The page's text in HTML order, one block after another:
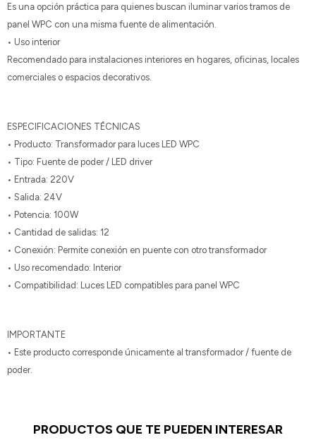
Es una opción práctica para quienes buscan iluminar varios tramos de
panel WPC con una misma fuente de alimentación.
• Uso interior
Recomendado para instalaciones interiores en hogares, oficinas, locales
comerciales o espacios decorativos.
ESPECIFICACIONES TÉCNICAS
• Producto: Transformador para luces LED WPC
• Tipo: Fuente de poder / LED driver
• Entrada: 220V
• Salida: 24V
• Potencia: 100W
• Cantidad de salidas: 12
• Conexión: Permite conexión en puente con otro transformador
• Uso recomendado: Interior
• Compatibilidad: Luces LED compatibles para panel WPC
IMPORTANTE
• Este producto corresponde únicamente al transformador / fuente de
poder.
PRODUCTOS QUE TE PUEDEN INTERESAR